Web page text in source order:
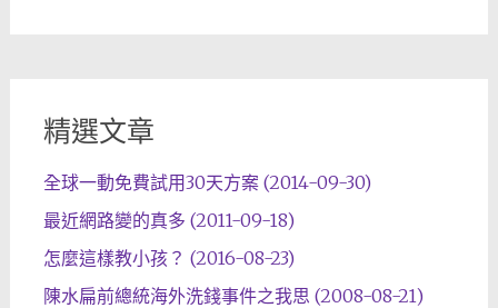
精選文章
全球一動免費試用30天方案 (2014-09-30)
最近網路變的真多 (2011-09-18)
怎麼這樣教小孩？ (2016-08-23)
陳水扁前總統海外洗錢事件之我思 (2008-08-21)